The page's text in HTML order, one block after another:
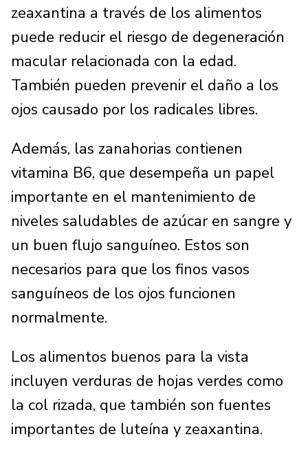
zeaxantina a través de los alimentos
puede reducir el riesgo de degeneración
macular relacionada con la edad.
También pueden prevenir el daño a los
ojos causado por los radicales libres.
Además, las zanahorias contienen
vitamina B6, que desempeña un papel
importante en el mantenimiento de
niveles saludables de azúcar en sangre y
un buen flujo sanguíneo. Estos son
necesarios para que los finos vasos
sanguíneos de los ojos funcionen
normalmente.
Los alimentos buenos para la vista
incluyen verduras de hojas verdes como
la col rizada, que también son fuentes
importantes de luteína y zeaxantina.